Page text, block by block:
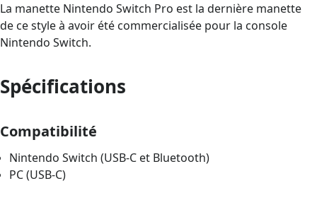
La manette Nintendo Switch Pro est la dernière manette
de ce style à avoir été commercialisée pour la console
Nintendo Switch.
Spécifications
Compatibilité
Nintendo Switch (USB-C et Bluetooth)
PC (USB-C)